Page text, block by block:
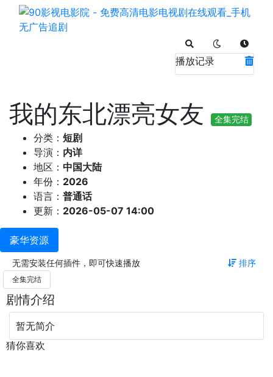
播放记录
我的东北漂亮女友 全集完结
分类： 短剧
导演： 内详
地区： 中国大陆
年份： 2026
语言： 普通话
更新： 2026-05-07 14:00
豪华资源
无需安装任何插件，即可快速播放 排序
全集完结
剧情介绍
暂无简介
猜你喜欢